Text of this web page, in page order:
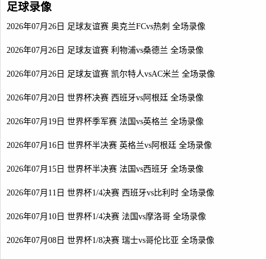
足球录像
2026年07月26日 足球友谊赛 奥克兰FCvs热刺 全场录像
2026年07月26日 足球友谊赛 利物浦vs桑德兰 全场录像
2026年07月26日 足球友谊赛 凯尔特人vsAC米兰 全场录像
2026年07月20日 世界杯决赛 西班牙vs阿根廷 全场录像
2026年07月19日 世界杯季军赛 法国vs英格兰 全场录像
2026年07月16日 世界杯半决赛 英格兰vs阿根廷 全场录像
2026年07月15日 世界杯半决赛 法国vs西班牙 全场录像
2026年07月11日 世界杯1/4决赛 西班牙vs比利时 全场录像
2026年07月10日 世界杯1/4决赛 法国vs摩洛哥 全场录像
2026年07月08日 世界杯1/8决赛 瑞士vs哥伦比亚 全场录像